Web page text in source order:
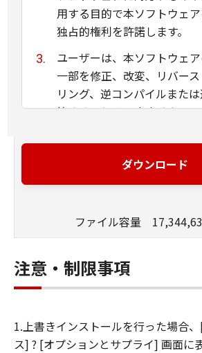
用する目的で本ソフトウェ
独占的権利を許諾します。
ユーザーは、本ソフトウェ
一部を修正、改変、リバー
リング、逆コンパイルまた
等することはできません。
ン株式会社およびキヤノンの
は、本ソフトウェアがユーザ
がないこと、その他本ソフト
キヤノン、キヤノンマーケテ
ン株式会社およびキヤノン
連して生ずる直接的または
損害等について、いかなる
ダウンロード
ファイル容量
注意・制限事項
1.上書きインストールを行った場合
ス] ? [オプションとサプライ] 画面に